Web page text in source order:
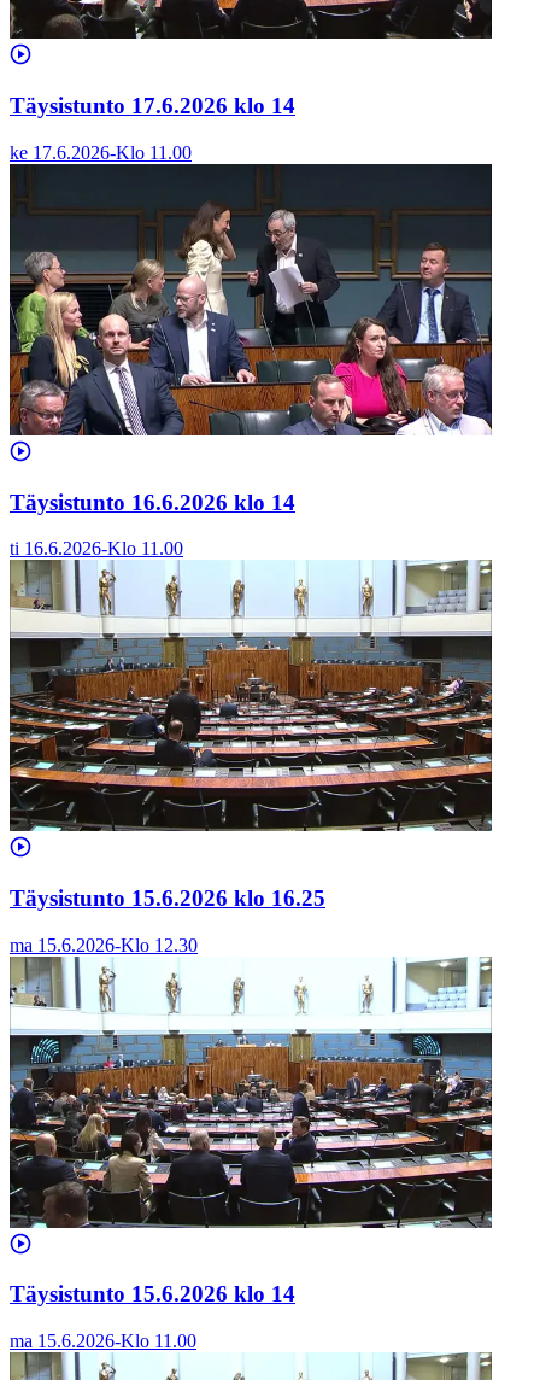
Täysistunto 17.6.2026 klo 14
ke 17.6.2026-Klo 11.00
Täysistunto 16.6.2026 klo 14
ti 16.6.2026-Klo 11.00
Täysistunto 15.6.2026 klo 16.25
ma 15.6.2026-Klo 12.30
Täysistunto 15.6.2026 klo 14
ma 15.6.2026-Klo 11.00